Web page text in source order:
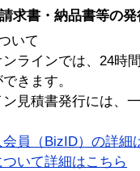
求書・納品書等の
いて
ラインでは、24時
きます。
見積書発行には、
員（BizID）の詳細
ついて詳細はこちら